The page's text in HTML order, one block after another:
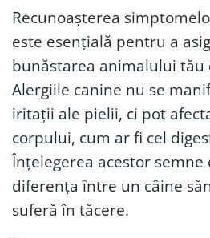
Recunoașterea
este esențială pentru a
bunăstarea animalului tău
Alergiile canine nu se
iritații ale pielii, ci pot
corpului, cum ar fi cel
Înțelegerea acestor semne
diferența între un câine
suferă în tăcere.